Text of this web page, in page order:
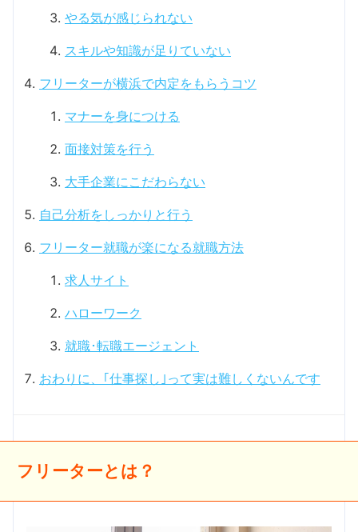
やる気が感じられない
スキルや知識が足りていない
フリーターが横浜で内定をもらうコツ
マナーを身につける
面接対策を行う
大手企業にこだわらない
自己分析をしっかりと行う
フリーター就職が楽になる就職方法
求人サイト
ハローワーク
就職･転職エージェント
おわりに、｢仕事探し｣って実は難しくないんです
フリーターとは？